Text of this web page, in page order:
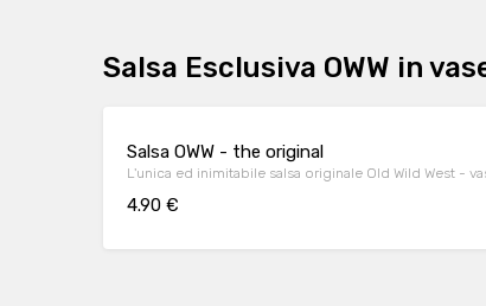
Salsa Esclusiva OWW in
Salsa OWW - the original
L'unica ed inimitabile salsa originale Old Wild West -
4.90 €